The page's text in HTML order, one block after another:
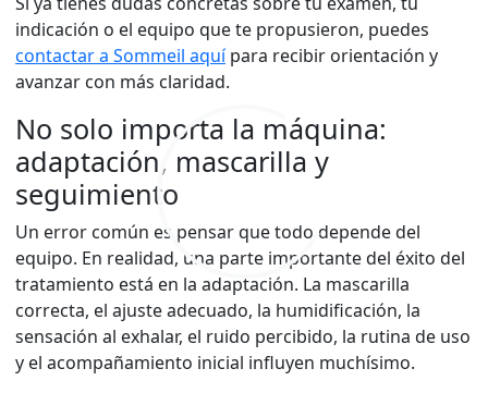
indicación o el equipo que te propusieron, puedes
contactar a Sommeil aquípara recibir orientación y
avanzar con más claridad.
No solo importa la máquina:
adaptación, mascarilla y
seguimiento
Un error común es pensar que todo depende del
equipo. En realidad, una parte importante del éxito del
tratamiento está en la adaptación. La mascarilla
correcta, el ajuste adecuado, la humidificación, la
sensación al exhalar, el ruido percibido, la rutina de uso
y el acompañamiento inicial influyen muchísimo.